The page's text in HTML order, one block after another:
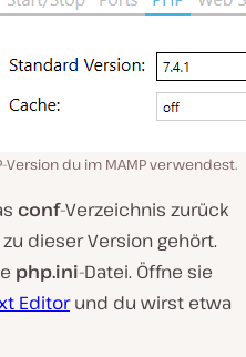
Version du im MAMP verwendest.
conf-Verzeichnis zurück
dieser Version gehört.
php.ini-Datei. Öffne sie
Editorund du wirst etwa